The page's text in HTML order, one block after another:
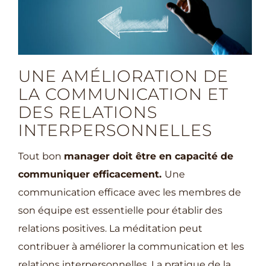
UNE AMÉLIORATION DE
LA COMMUNICATION ET
DES RELATIONS
INTERPERSONNELLES
Tout bon manager doit être en capacité de
communiquer efficacement. Une
communication efficace avec les membres de
son équipe est essentielle pour établir des
relations positives. La méditation peut
contribuer à améliorer la communication et les